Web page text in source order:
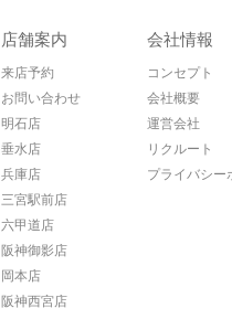
店舗案内
来店予約
お問い合わせ
明石店
垂水店
兵庫店
三宮駅前店
六甲道店
阪神御影店
岡本店
阪神西宮店
会社情報
コンセプト
会社概要
運営会社
リクルート
プライバシー